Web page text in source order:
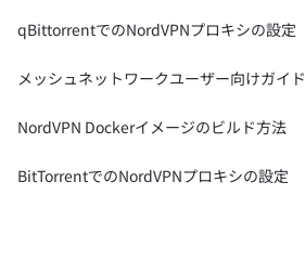
qBittorrentでのNordVPNプロキシの設定
メッシュネットワークユーザー向けガイド
NordVPN Dockerイメージのビルド方法
BitTorrentでのNordVPNプロキシの設定